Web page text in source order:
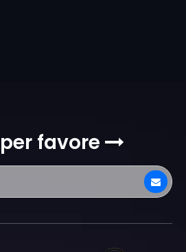
favore 